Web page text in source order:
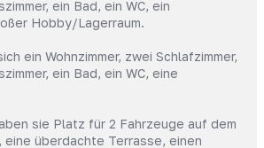
ein Bad, ein WC, ein
Hobby/Lagerraum.
ein Wohnzimmer, zwei Schlafzimmer,
ein Bad, ein WC, eine
sie Platz für 2 Fahrzeuge auf dem
überdachte Terrasse, einen